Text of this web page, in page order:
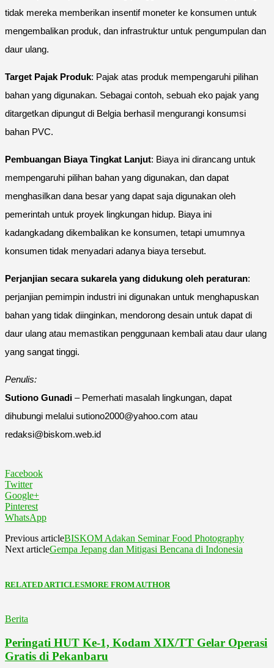
tidak mereka memberikan insentif moneter ke konsumen untuk
mengembalikan produk, dan infrastruktur untuk pengumpulan dan
daur ulang.
Target Pajak Produk: Pajak atas produk mempengaruhi pilihan
bahan yang digunakan. Sebagai contoh, sebuah eko pajak yang
ditargetkan dipungut di Belgia berhasil mengurangi konsumsi
bahan PVC.
Pembuangan Biaya Tingkat Lanjut: Biaya ini dirancang untuk
mempengaruhi pilihan bahan yang digunakan, dan dapat
menghasilkan dana besar yang dapat saja digunakan oleh
pemerintah untuk proyek lingkungan hidup. Biaya ini
kadangkadang dikembalikan ke konsumen, tetapi umumnya
konsumen tidak menyadari adanya biaya tersebut.
Perjanjian secara sukarela yang didukung oleh peraturan:
perjanjian pemimpin industri ini digunakan untuk menghapuskan
bahan yang tidak diinginkan, mendorong desain untuk dapat di
daur ulang atau memastikan penggunaan kembali atau daur ulang
yang sangat tinggi.
Penulis:
Sutiono Gunadi – Pemerhati masalah lingkungan, dapat
dihubungi melalui sutiono2000@yahoo.com atau
redaksi@biskom.web.id
Facebook
Twitter
Google+
Pinterest
WhatsApp
Previous articleBISKOM Adakan Seminar Food Photography
Next articleGempa Jepang dan Mitigasi Bencana di Indonesia
RELATED ARTICLESMORE FROM AUTHOR
Berita
Peringati HUT Ke-1, Kodam XIX/TT Gelar Operasi
Gratis di Pekanbaru